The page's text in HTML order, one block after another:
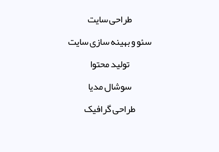
طراحی سایت
سئو و بهینه سازی سایت
تولید محتوا
سوشال مدیا
طراحی گرافیک